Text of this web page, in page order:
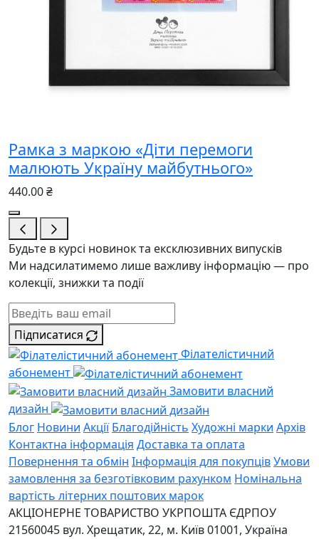
Рамка з маркою «Діти перемоги
малюють Україну майбутнього»
440.00 ₴
Будьте в курсі новинок та ексклюзивних випусків
Ми надсилатимемо лише важливу інформацію — про
колекції, знижки та події
Підписатися
Філателістичний
абонемент
Замовити власний
дизайн
Блог Новини Акції Благодійність Художні марки Архів
Контактна інформація Доставка та оплата
Повернення та обмін Інформація для покупцівУмови
замовлення за безготівковим рахунком Номінальна
вартість літерних поштових марок
АКЦІОНЕРНЕ ТОВАРИСТВО УКРПОШТА ЄДРПОУ
21560045 вул. Хрещатик, 22, м. Київ01001, Україна